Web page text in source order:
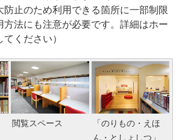
防止のため利用できる箇所に一部制限
方法にも注意が必要です。詳細はホー
ください）
閲覧スペース
「のりもの・えほ
ん・としょしつ」